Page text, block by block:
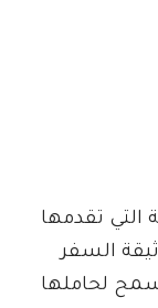
تقدمها
السفر
لحاملها